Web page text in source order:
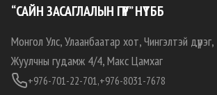
“САЙН ЗАСАГЛАЛЫН ГҮҮР” НҮТББ
Монгол Улс, Улаанбаатар хот, Чингэлтэй дүүрэг,
Жуулчны гудамж 4/4, Макс Цамхаг
+976-701-22-701,+976-8031-7678